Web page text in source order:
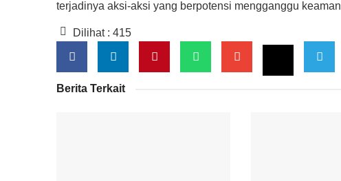
terjadinya aksi-aksi yang berpotensi mengganggu
Dilihat : 415
Berita Terkait